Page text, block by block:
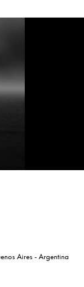
Aires - Argentina